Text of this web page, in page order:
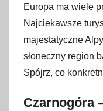
i
s
t
o
p
d
Europa ma wiele
Najciekawsze
majestatyczne
słoneczny region
Spójrz, co
Czarnogóra